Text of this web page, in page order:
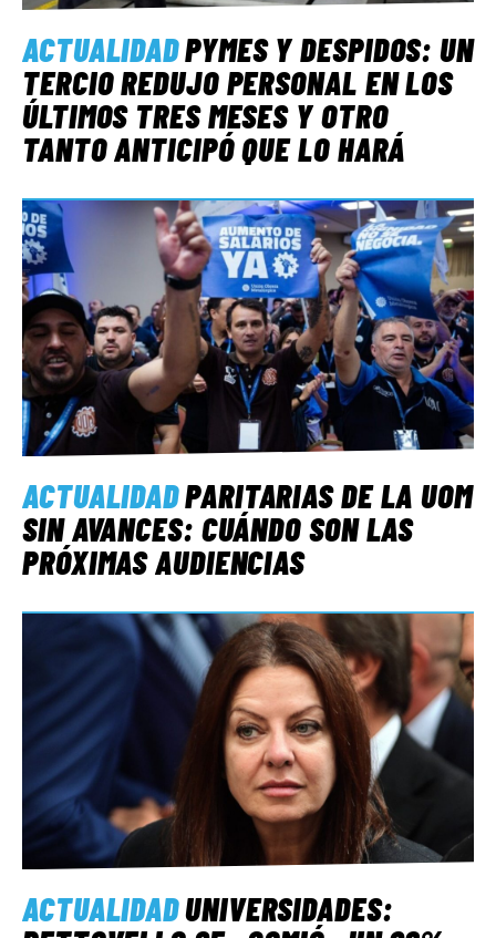
ACTUALIDADPYMES Y DESPIDOS: UN
TERCIO REDUJO PERSONAL EN LOS
ÚLTIMOS TRES MESES Y OTRO
TANTO ANTICIPÓ QUE LO HARÁ
ACTUALIDADPARITARIAS DE LA UOM
SIN AVANCES: CUÁNDO SON LAS
PRÓXIMAS AUDIENCIAS
ACTUALIDADUNIVERSIDADES: